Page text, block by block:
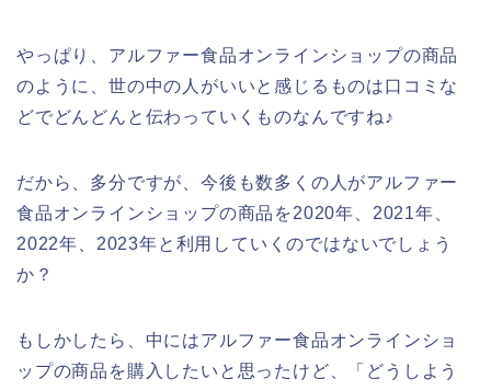
やっぱり、アルファー食品オンラインショップの商品
のように、世の中の人がいいと感じるものは口コミな
どでどんどんと伝わっていくものなんですね♪
だから、多分ですが、今後も数多くの人がアルファー
食品オンラインショップの商品を2020年、2021年、
2022年、2023年と利用していくのではないでしょう
か？
もしかしたら、中にはアルファー食品オンラインショ
ップの商品を購入したいと思ったけど、「どうしよう